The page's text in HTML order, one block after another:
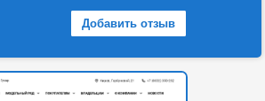
Добавить отзыв